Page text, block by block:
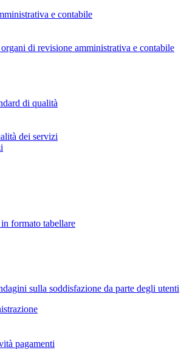
e contabile
di revisione amministrativa e contabile
di qualità
dei servizi
formato tabellare
sulla soddisfazione da parte degli utenti
pagamenti